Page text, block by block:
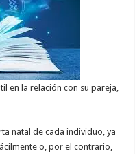
en la relación con su pareja,
natal de cada individuo, ya
o, por el contrario,